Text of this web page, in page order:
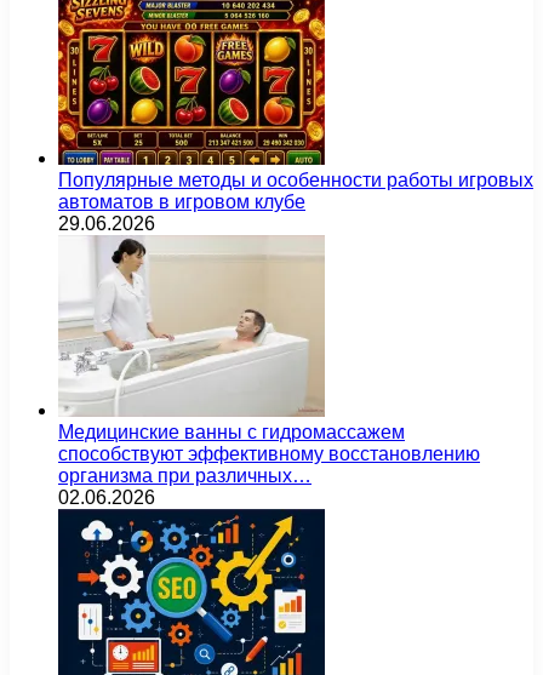
Популярные методы и особенности работы игровых
автоматов в игровом клубе
29.06.2026
Медицинские ванны с гидромассажем
способствуют эффективному восстановлению
организма при различных…
02.06.2026